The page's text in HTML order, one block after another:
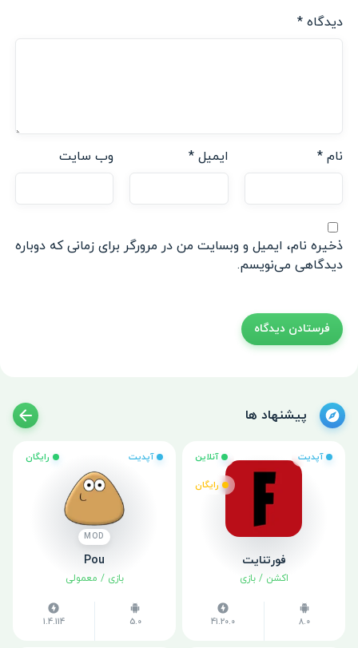
دیدگاه *
نام * ایمیل* وب‌ سایت
ذخیره نام، ایمیل و وبسایت من در مرورگر برای زمانی که دوباره
دیدگاهی می‌نویسم.
پیشنهاد ها
آپدیت آنلاین
رایگان
فورتنایت
اکشن /بازی
8.0
41.20.0
آپدیت رایگان
MOD
Pou
بازی / معمولی
5.0
1.4.114